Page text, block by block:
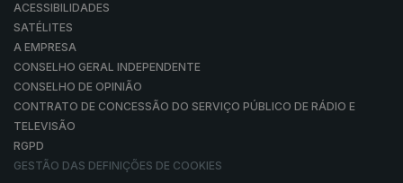
ACESSIBILIDADES
SATÉLITES
A EMPRESA
CONSELHO GERAL INDEPENDENTE
CONSELHO DE OPINIÃO
CONTRATO DE CONCESSÃO DO SERVIÇO PÚBLICO DE RÁDIO E
TELEVISÃO
RGPD
GESTÃO DAS DEFINIÇÕES DE COOKIES